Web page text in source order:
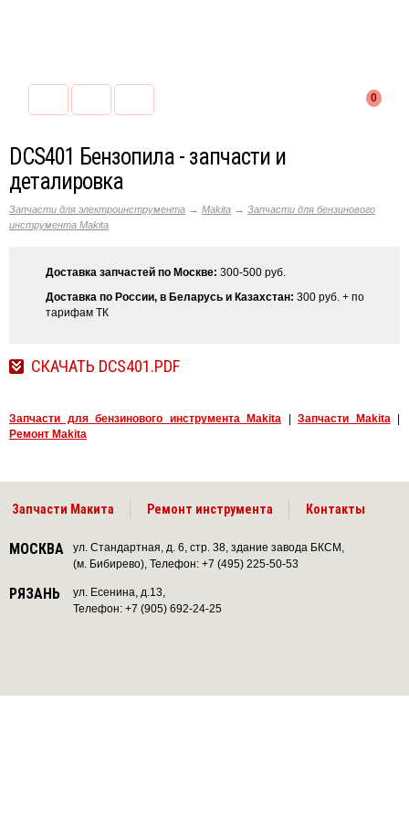
0
DCS401 Бензопила - запчасти и
деталировка
Запчасти для электроинструмента → Makita → Запчасти для бензинового
инструмента Makita
Доставка запчастей по Москве: 300-500 руб.
Доставка по России, в Беларусь и Казахстан: 300 руб. + по
тарифам ТК
СКАЧАТЬ DCS401.PDF
Запчасти для бензинового инструмента Makita Запчасти Makita|
Ремонт Makita
Запчасти Макита Ремонт инструмента Контакты
МОСКВА
ул. Стандартная, д. 6, стр. 38, здание завода БКСМ,
(м. Бибирево), Телефон: +7 (495) 225-50-53
РЯЗАНЬ
ул. Есенина, д.13,
Телефон: +7 (905) 692-24-25